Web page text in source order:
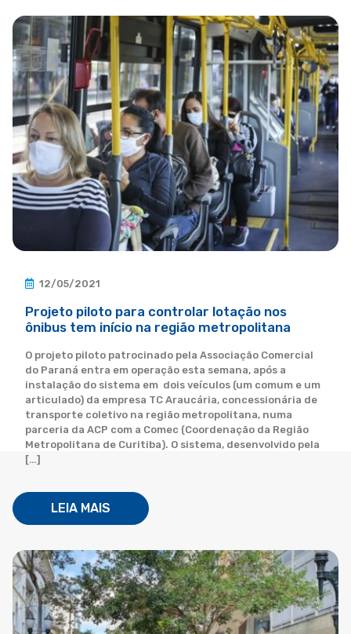
12/05/2021
Projeto piloto para controlar lotação nos
ônibus tem início na região metropolitana
O projeto piloto patrocinado pela Associação Comercial
do Paraná entra em operação esta semana, após a
instalação do sistema em dois veículos (um comum e um
articulado) da empresa TC Araucária, concessionária de
transporte coletivo na região metropolitana, numa
parceria da ACP com a Comec (Coordenação da Região
Metropolitana de Curitiba). O sistema, desenvolvido pela
[…]
LEIA MAIS